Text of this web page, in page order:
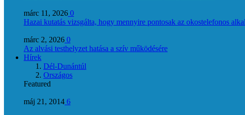
márc 11, 2026 0
Hazai kutatás vizsgálta, hogy mennyire pontosak az okostelefonos
márc 2, 2026 0
Az alvási testhelyzet hatása a szív működésére
Hírek
Dél-Dunántúl
Országos
Featured
máj 21, 2014 6